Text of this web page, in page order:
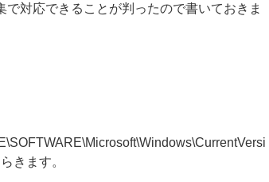
で対応できることが判ったので書いておきま
きます。